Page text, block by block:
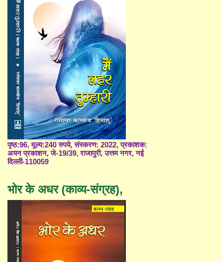
पृष्ठ:96, मूल्य:240 रुपये, संस्करण: 2022, प्रकाशक:
अयन प्रकाशन, जे-19/39, राजापुरी, उत्तम नगर, नई
दिल्ली-110059
भोर के अधर (काव्य-संग्रह),